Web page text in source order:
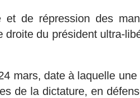
de répression des
du président ultra-
mars, date à laquelle
de la dictature, en